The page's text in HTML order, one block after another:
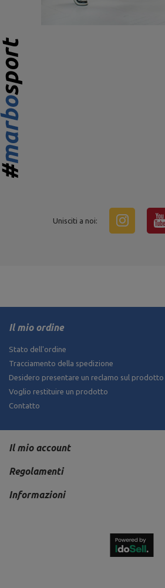
Unisciti a noi:
Il mio ordine
Stato dell'ordine
Tracciamento della spedizione
Desidero presentare un reclamo sul prodotto
Voglio restituire un prodotto
Contatto
Il mio account
Regolamenti
Informazioni